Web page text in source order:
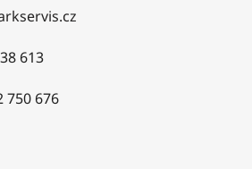
613
750 676